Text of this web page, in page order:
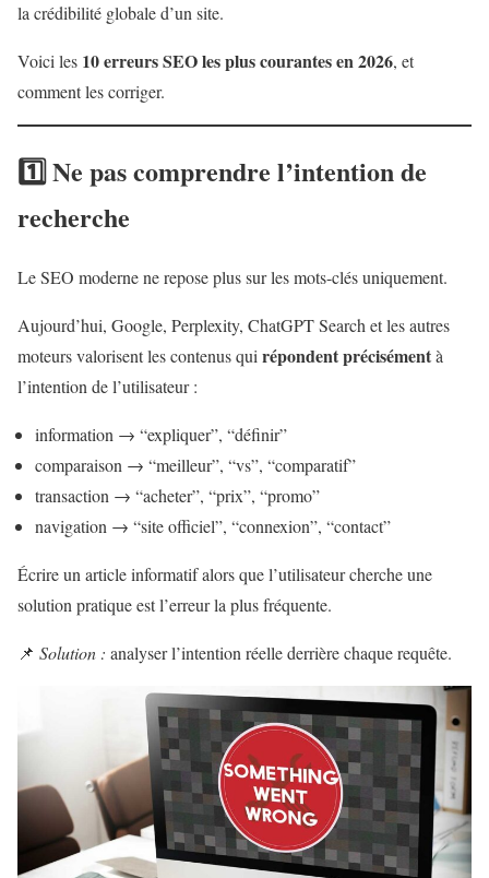
la crédibilité globale d’un site.
Voici les 10 erreurs SEO les plus courantes en 2026, et
comment les corriger.
1️⃣ Ne pas comprendre l’intention de
recherche
Le SEO moderne ne repose plus sur les mots-clés uniquement.
Aujourd’hui, Google, Perplexity, ChatGPT Search et les autres
moteurs valorisent les contenus qui répondent précisémentà
l’intention de l’utilisateur :
information → “expliquer”, “définir”
comparaison → “meilleur”, “vs”, “comparatif”
transaction → “acheter”, “prix”, “promo”
navigation → “site officiel”, “connexion”, “contact”
Écrire un article informatif alors que l’utilisateur cherche une
solution pratique est l’erreur la plus fréquente.
📌 Solution : analyser l’intention réelle derrière chaque requête.